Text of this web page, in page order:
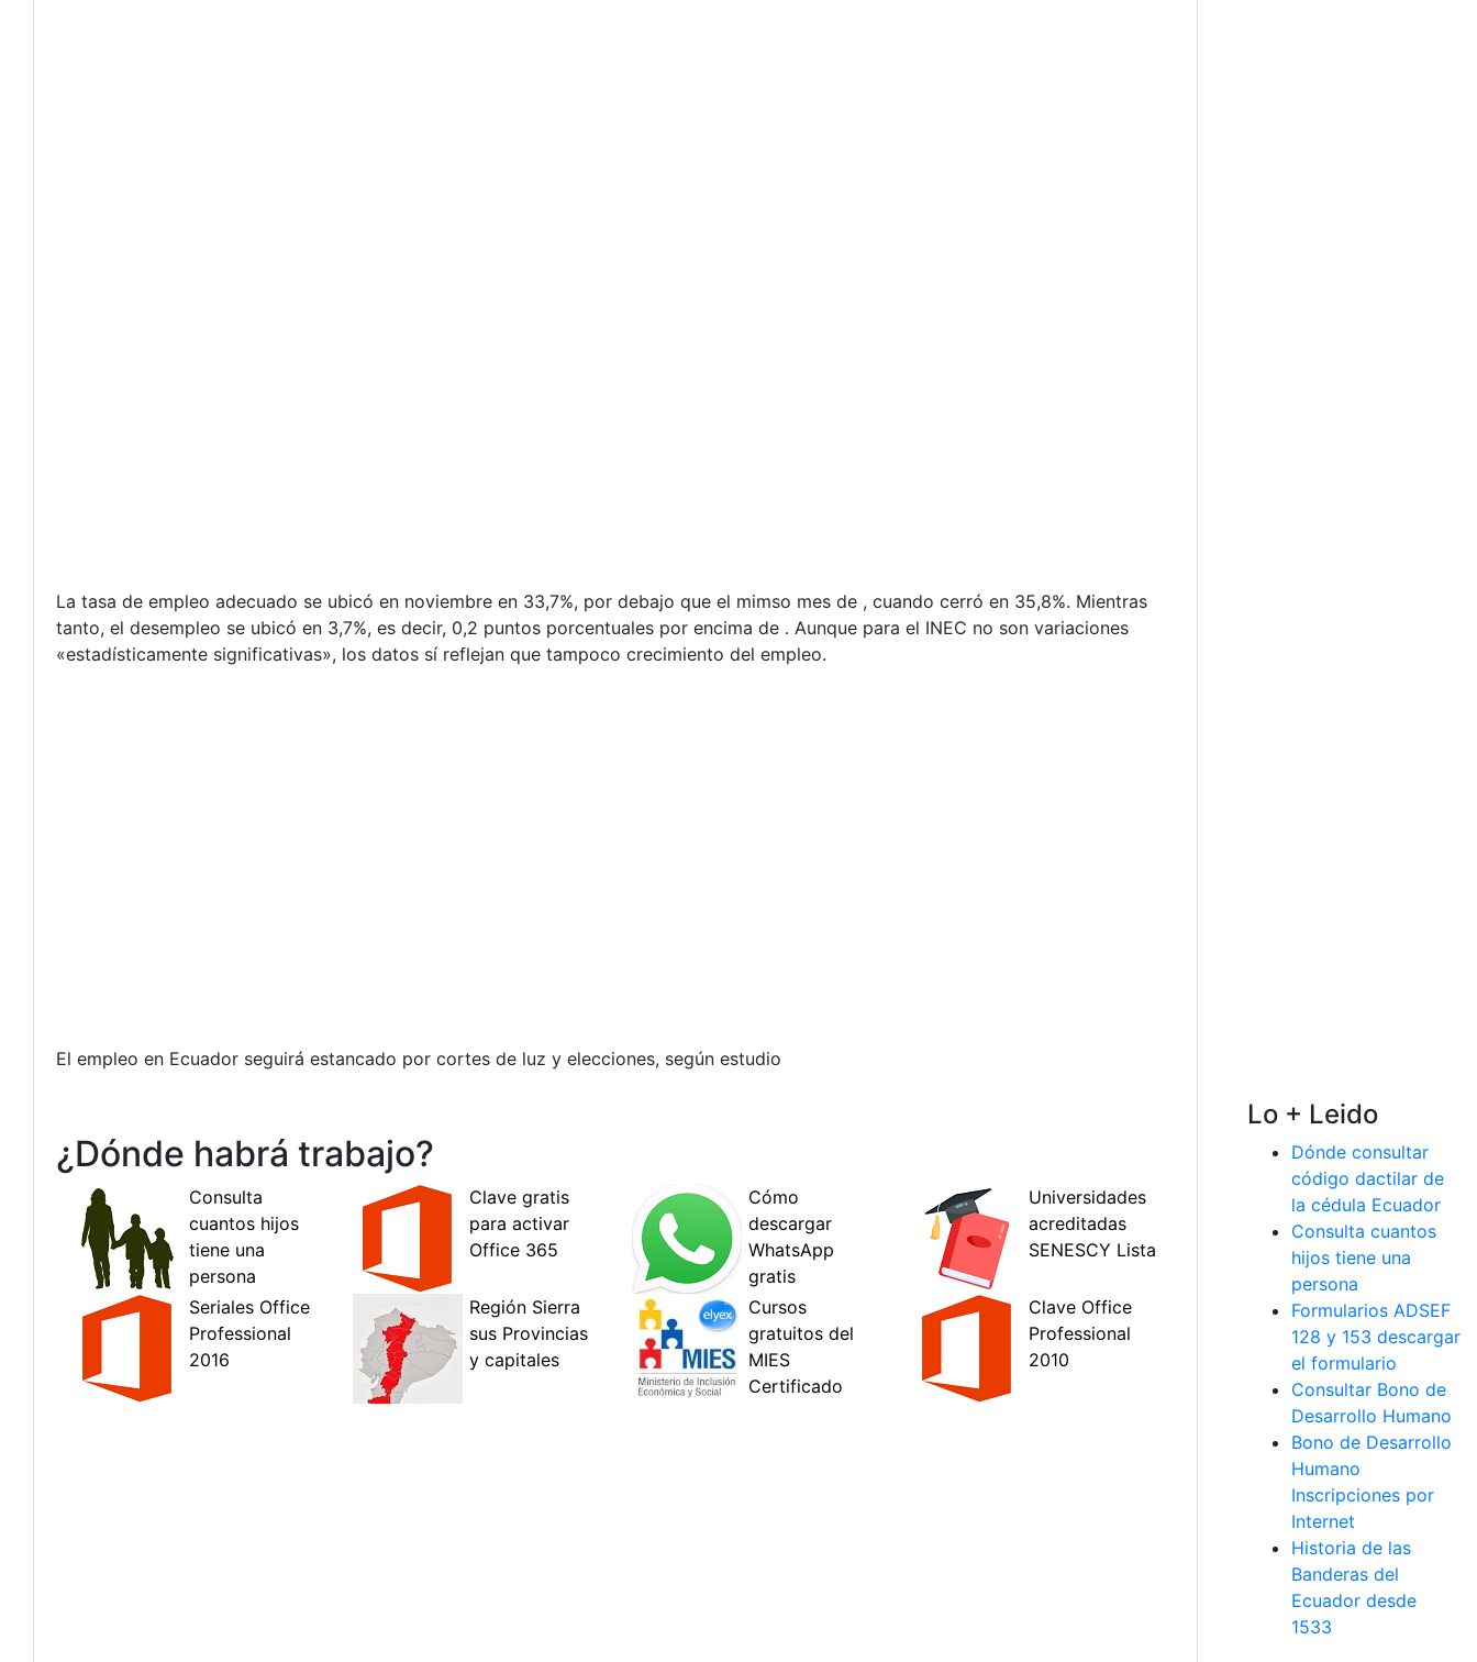
La tasa de empleo adecuado se ubicó en noviembre en 33,7%, por debajo que el mimso mes de , cuando cerró en 35,8%. Mientras
tanto, el desempleo se ubicó en 3,7%, es decir, 0,2 puntos porcentuales por encima de . Aunque para el INEC no son variaciones
«estadísticamente significativas», los datos sí reflejan que tampoco crecimiento del empleo.
El empleo en Ecuador seguirá estancado por cortes de luz y elecciones, según estudio
¿Dónde habrá trabajo?
Lo + Leido
Dónde consultar
código dactilar de
la cédula Ecuador
Consulta cuantos
hijos tiene una
persona
Formularios ADSEF
128 y 153 descargar
el formulario
Consultar Bono de
Desarrollo Humano
Bono de Desarrollo
Humano
Inscripciones por
Internet
Historia de las
Banderas del
Ecuador desde
1533